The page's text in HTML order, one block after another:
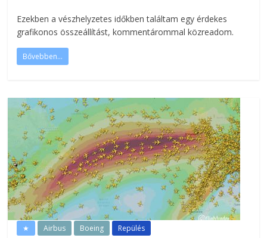
Ezekben a vészhelyzetes időkben találtam egy érdekes
grafikonos összeállítást, kommentárommal közreadom.
Bővebben...
★ Airbus Boeing Repülés